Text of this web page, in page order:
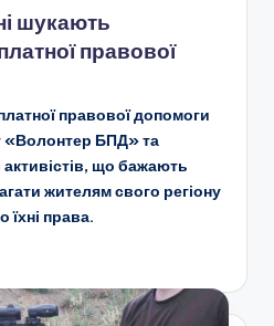
шукають
правової
правової допомоги
«Волонтер БПД» та
що бажають
жителям свого регіону
їхні права.